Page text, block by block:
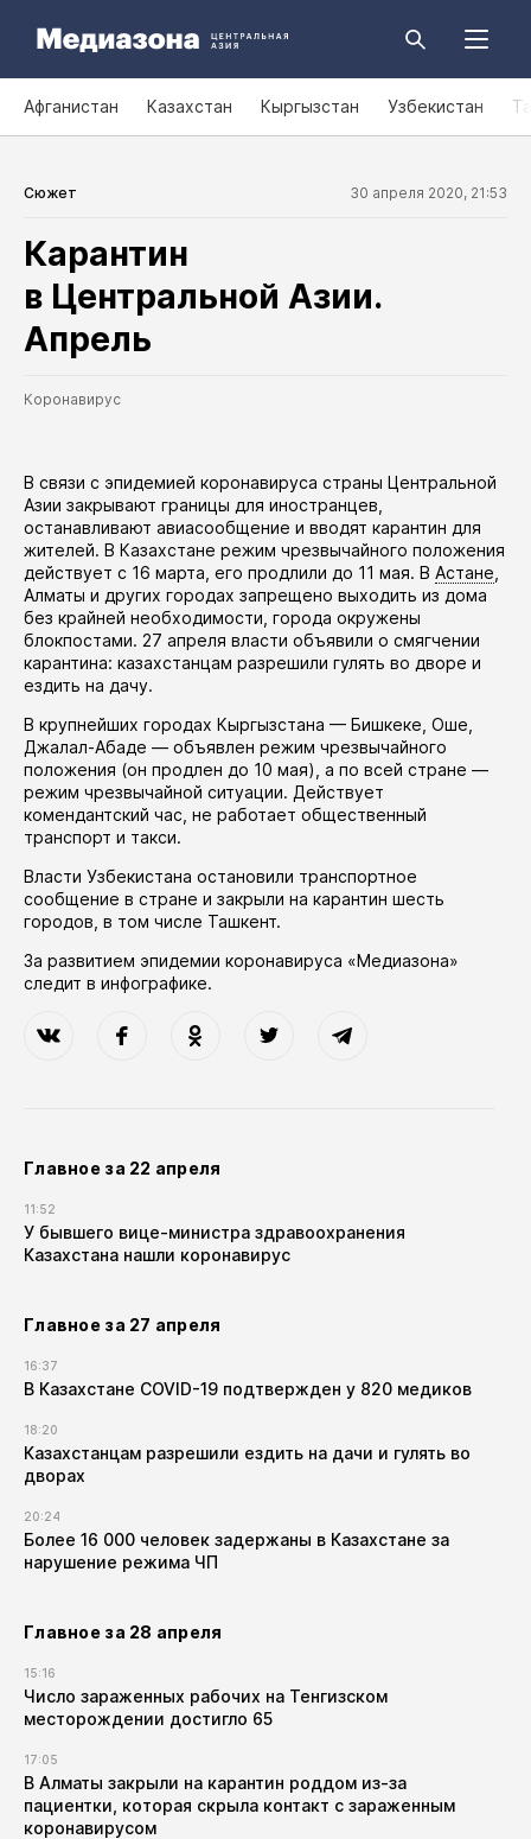
Афганистан Казахстан Кыргызстан Узбекистан
Сюжет 30 апреля 2020, 21:53
Карантин
в Центральной Азии.
Апрель
Коронавирус
В связи с эпидемией коронавируса страны Центральной
Азии закрывают границы для иностранцев,
останавливают авиасообщение и вводят карантин для
жителей. В Казахстане режим чрезвычайного положения
действует с 16 марта, его продлили до 11 мая. В Астане
Алматы и других городах запрещено выходить из дома
без крайней необходимости, города окружены
блокпостами. 27 апреля власти объявили о смягчении
карантина: казахстанцам разрешили гулять во дворе и
ездить на дачу.
В крупнейших городах Кыргызстана — Бишкеке, Оше,
Джалал-Абаде — объявлен режим чрезвычайного
положения (он продлен до 10 мая), а по всей стране —
режим чрезвычайной ситуации. Действует
комендантский час, не работает общественный
транспорт и такси.
Власти Узбекистана остановили транспортное
сообщение в стране и закрыли на карантин шесть
городов, в том числе Ташкент.
За развитием эпидемии коронавируса «Медиазона»
следит в инфографике.
Главное за 22 апреля
11:52
У бывшего вице-министра здравоохранения
Казахстана нашли коронавирус
Главное за 27 апреля
16:37
В Казахстане COVID-19 подтвержден у 820 медиков
18:20
Казахстанцам разрешили ездить на дачи и гулять во
дворах
20:24
Более 16 000 человек задержаны в Казахстане за
нарушение режима ЧП
Главное за 28 апреля
15:16
Число зараженных рабочих на Тенгизском
месторождении достигло 65
17:05
В Алматы закрыли на карантин роддом из-за
пациентки, которая скрыла контакт с зараженным
коронавирусом